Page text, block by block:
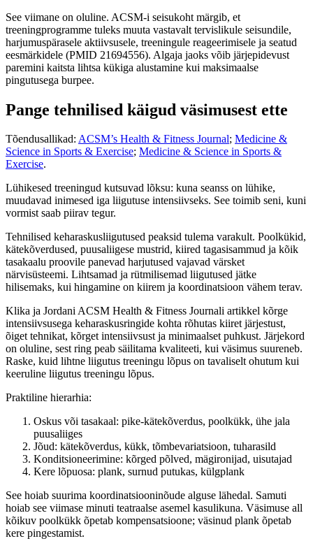
See viimane on oluline. ACSM-i seisukoht märgib, et
treeningprogramme tuleks muuta vastavalt tervislikule seisundile,
harjumuspärasele aktiivsusele, treeningule reageerimisele ja seatud
eesmärkidele (PMID 21694556). Algaja jaoks võib järjepidevust
paremini kaitsta lihtsa kükiga alustamine kui maksimaalse
pingutusega burpee.
Pange tehnilised käigud väsimusest ette
Tõendusallikad: ACSM’s Health & Fitness Journal; Medicine &
Science in Sports & Exercise; Medicine & Science in Sports &
Exercise.
Lühikesed treeningud kutsuvad lõksu: kuna seanss on lühike,
muudavad inimesed iga liigutuse intensiivseks. See toimib seni, kuni
vormist saab piirav tegur.
Tehnilised keharaskusliigutused peaksid tulema varakult. Poolkükid,
kätekõverdused, puusaliigese mustrid, kiired tagasisammud ja kõik
tasakaalu proovile panevad harjutused vajavad värsket
närvisüsteemi. Lihtsamad ja rütmilisemad liigutused jätke
hilisemaks, kui hingamine on kiirem ja koordinatsioon vähem terav.
Klika ja Jordani ACSM Health & Fitness Journali artikkel kõrge
intensiivsusega keharaskusringide kohta rõhutas kiiret järjestust,
õiget tehnikat, kõrget intensiivsust ja minimaalset puhkust. Järjekord
on oluline, sest ring peab säilitama kvaliteeti, kui väsimus suureneb.
Raske, kuid lihtne liigutus treeningu lõpus on tavaliselt ohutum kui
keeruline liigutus treeningu lõpus.
Praktiline hierarhia:
Oskus või tasakaal: pike-kätekõverdus, poolkükk, ühe jala
puusaliiges
Jõud: kätekõverdus, kükk, tõmbevariatsioon, tuharasild
Konditsioneerimine: kõrged põlved, mägironijad, uisutajad
Kere lõpuosa: plank, surnud putukas, külgplank
See hoiab suurima koordinatsiooninõude alguse lähedal. Samuti
hoiab see viimase minuti teatraalse asemel kasulikuna. Väsimuse all
kõikuv poolkükk õpetab kompensatsioone; väsinud plank õpetab
kere pingestamist.